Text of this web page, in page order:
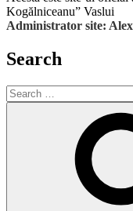
Kogălniceanu” Vaslui
Administrator site:
Search
Search
for: